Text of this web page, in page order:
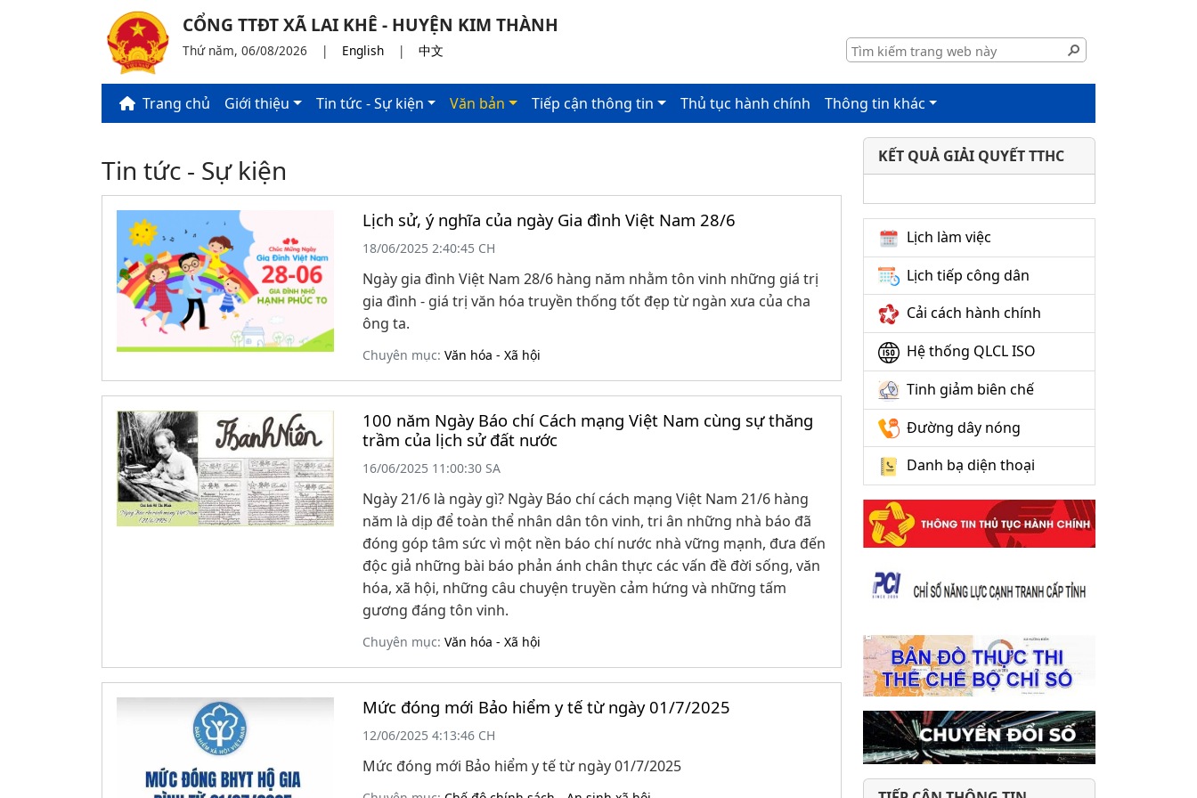
CỔNG TTĐT XÃ LAI KHÊ - HUYỆN KIM THÀNH
Thứ năm, 06/08/2026 | English | 中文
Trang chủ Giới thiệu Tin tức - Sự kiện Văn bản Tiếp cận thông tin Thủ tục hành chính Thông tin khác
Tin tức - Sự kiện
Lịch sử, ý nghĩa của ngày Gia đình Việt Nam 28/6
18/06/2025 2:40:45 CH
Ngày gia đình Việt Nam 28/6 hàng năm nhằm tôn vinh những giá trị
gia đình - giá trị văn hóa truyền thống tốt đẹp từ ngàn xưa của cha
ông ta.
Chuyên mục:Văn hóa - Xã hội
100 năm Ngày Báo chí Cách mạng Việt Nam cùng sự thăng
trầm của lịch sử đất nước
16/06/2025 11:00:30 SA
Ngày 21/6 là ngày gì? Ngày Báo chí cách mạng Việt Nam 21/6 hàng
năm là dịp để toàn thể nhân dân tôn vinh, tri ân những nhà báo đã
đóng góp tâm sức vì một nền báo chí nước nhà vững mạnh, đưa đến
độc giả những bài báo phản ánh chân thực các vấn đề đời sống, văn
hóa, xã hội, những câu chuyện truyền cảm hứng và những tấm
gương đáng tôn vinh.
Chuyên mục:Văn hóa - Xã hội
Mức đóng mới Bảo hiểm y tế từ ngày 01/7/2025
12/06/2025 4:13:46 CH
Mức đóng mới Bảo hiểm y tế từ ngày 01/7/2025
KẾT QUẢ GIẢI QUYẾT TTHC
Lịch làm việc
Lịch tiếp công dân
Cải cách hành chính
Hệ thống QLCL ISO
Tinh giảm biên chế
Đường dây nóng
Danh bạ diện thoại